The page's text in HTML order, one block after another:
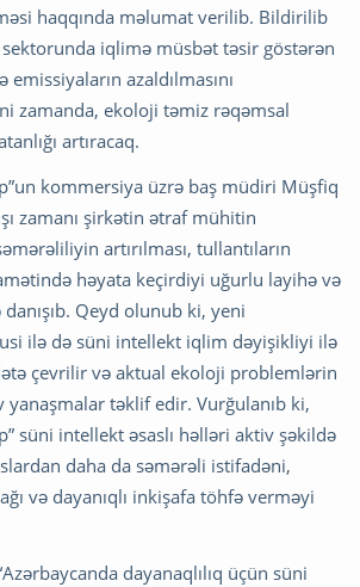
haqqında məlumat verilib. Bildirilib
iqlimə müsbət təsir göstərən
emissiyaların azaldılmasını
zamanda, ekoloji təmiz rəqəmsal
artıracaq.
kommersiya üzrə baş müdiri Müşfiq
zamanı şirkətin ətraf mühitin
artırılması, tullantıların
həyata keçirdiyi uğurlu layihə və
Qeyd olunub ki, yeni
ilə də süni intellekt iqlim dəyişikliyi ilə
çevrilir və aktual ekoloji problemlərin
təklif edir. Vurğulanıb ki,
süni intellekt əsaslı həlləri aktiv şəkildə
daha da səmərəli istifadəni,
və dayanıqlı inkişafa töhfə verməyi
dayanaqlılıq üçün süni